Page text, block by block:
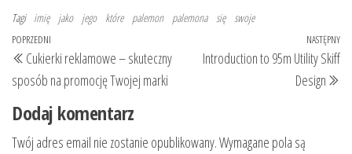
Tagi imię jako jego które palemon palemona się swoje
Nawigacja
wpisu
Poprzedni
wpis
POPRZEDNI
Cukierki reklamowe – skuteczny
sposób na promocję Twojej marki
NASTĘPNY
Introduction to 95m Utility Skiff
Design
Dodaj komentarz
Twój adres email nie zostanie opublikowany.Wymagane pola są